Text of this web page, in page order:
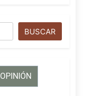
BUSCAR
OPINIÓN